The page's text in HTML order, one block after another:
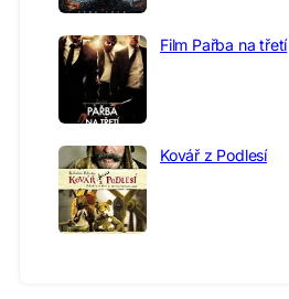
Film Pařba na třetí
Kovář z Podlesí